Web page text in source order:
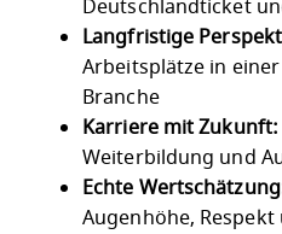
Deutschlandticket
Langfristige
Arbeitsplätze in
Branche
Karriere mit Zukunft:
Weiterbildung und
Echte
Augenhöhe,